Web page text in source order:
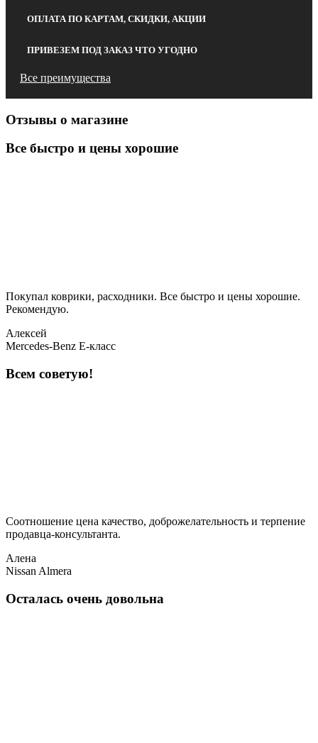
ОПЛАТА ПО КАРТАМ, СКИДКИ, АКЦИИ
ПРИВЕЗЕМ ПОД ЗАКАЗ ЧТО УГОДНО
Все преимущества
Отзывы о магазине
Все быстро и цены хорошие
Покупал коврики, расходники. Все быстро и цены хорошие.
Рекомендую.
Алексей
Mercedes-Benz E-класс
Всем советую!
Соотношение цена качество, доброжелательность и терпение
продавца-консультанта.
Алена
Nissan Almera
Осталась очень довольна